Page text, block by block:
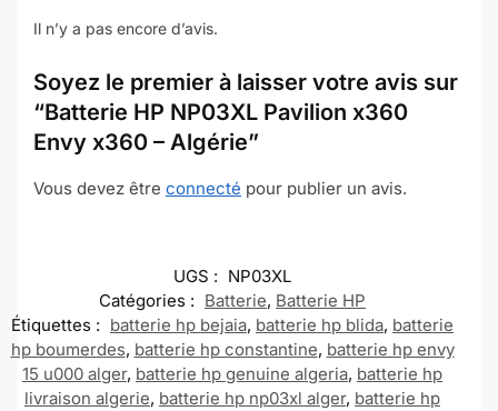
Il n’y a pas encore d’avis.
Soyez le premier à laisser votre avis sur
“Batterie HP NP03XL Pavilion x360
Envy x360 – Algérie”
Vous devez être connecté pour publier un avis.
UGS : NP03XL
Catégories : Batterie, Batterie HP
Étiquettes : batterie hp bejaia, batterie hp blida, batterie
hp boumerdes, batterie hp constantine, batterie hp envy
15 u000 alger, batterie hp genuine algeria, batterie hp
livraison algerie, batterie hp np03xl alger, batterie hp